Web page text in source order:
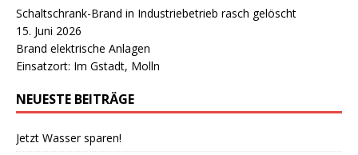
Schaltschrank-Brand in Industriebetrieb rasch gelöscht
15. Juni 2026
Brand elektrische Anlagen
Einsatzort: Im Gstadt, Molln
NEUESTE BEITRÄGE
Jetzt Wasser sparen!